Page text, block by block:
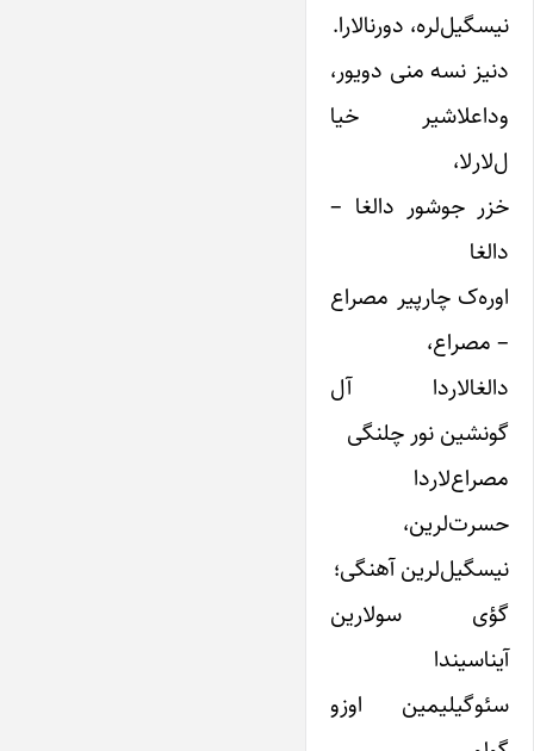
نیسگیل‌لره، دورنا‌لارا.
دنیز نسه منی دویور،
وداعلاشیر خیا
ل‌‌لارلا،
خزر جوشور دالغا –
دالغا
اوره‌ک چارپیر مصراع
– مصراع،
دالغا‌لاردا آل
گونشین نور چلنگی
مصراع‌‌لاردا
حسرت‌‌لرین،
نیسگیل‌‌لرین آهنگی؛
گؤی سو‌‌لارین
آینا‌سیندا
سئوگیلیمین اوزو